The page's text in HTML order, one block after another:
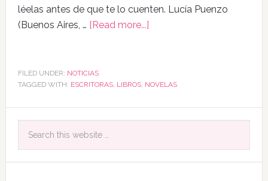
léelas antes de que te lo cuenten. Lucía Puenzo
(Buenos Aires, … [Read more...]
FILED UNDER: NOTICIAS
TAGGED WITH: ESCRITORAS, LIBROS, NOVELAS